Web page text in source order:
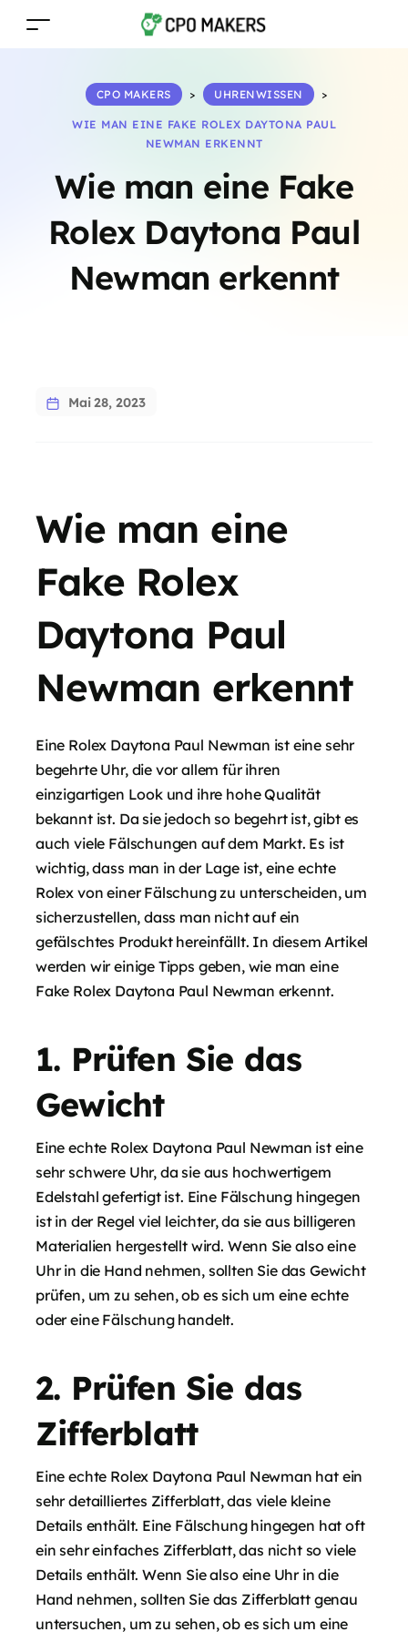
Wie man eine Fake
Rolex Daytona Paul
Newman erkennt
CPO MAKERS > UHRENWISSEN >
WIE MAN EINE FAKE ROLEX DAYTONA PAUL
NEWMAN ERKENNT
Mai 28, 2023
Wie man eine
Fake Rolex
Daytona Paul
Newman erkennt
Eine Rolex Daytona Paul Newman ist eine sehr
begehrte Uhr, die vor allem für ihren
einzigartigen Look und ihre hohe Qualität
bekannt ist. Da sie jedoch so begehrt ist, gibt es
auch viele Fälschungen auf dem Markt. Es ist
wichtig, dass man in der Lage ist, eine echte
Rolex von einer Fälschung zu unterscheiden, um
sicherzustellen, dass man nicht auf ein
gefälschtes Produkt hereinfällt. In diesem Artikel
werden wir einige Tipps geben, wie man eine
Fake Rolex Daytona Paul Newman erkennt.
1. Prüfen Sie das
Gewicht
Eine echte Rolex Daytona Paul Newman ist eine
sehr schwere Uhr, da sie aus hochwertigem
Edelstahl gefertigt ist. Eine Fälschung hingegen
ist in der Regel viel leichter, da sie aus billigeren
Materialien hergestellt wird. Wenn Sie also eine
Uhr in die Hand nehmen, sollten Sie das Gewicht
prüfen, um zu sehen, ob es sich um eine echte
oder eine Fälschung handelt.
2. Prüfen Sie das
Zifferblatt
Eine echte Rolex Daytona Paul Newman hat ein
sehr detailliertes Zifferblatt, das viele kleine
Details enthält. Eine Fälschung hingegen hat oft
ein sehr einfaches Zifferblatt, das nicht so viele
Details enthält. Wenn Sie also eine Uhr in die
Hand nehmen, sollten Sie das Zifferblatt genau
untersuchen, um zu sehen, ob es sich um eine